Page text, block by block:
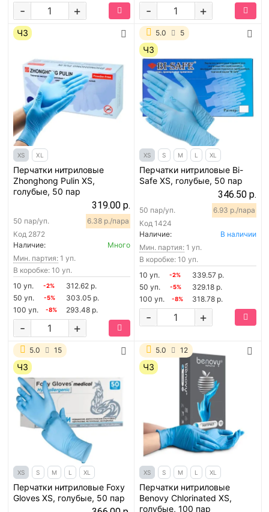
+
- +
-
ЧЗ
XS XL
Перчатки нитриловые
Zhonghong Pulin XS,
голубые, 50 пар
319.00 р.
Код 2872
50 пар/уп. 6.38 р./пара
Наличие:
Много
Мин. партия: 1 уп.
В коробке: 10 уп.
10 уп.
-2%
312.62 р.
50 уп.
-5%
303.05 р.
100 уп.
-8% 293.48 р.
+
-
5.0 5
ЧЗ
XS S M L XL
Перчатки нитриловые Bi-
Safe XS, голубые, 50 пар
346.50 р.
Код 1424
50 пар/уп. 6.93 р./пара
Наличие:
В наличии
Мин. партия: 1 уп.
В коробке: 10 уп.
10 уп.
-2%
339.57 р.
50 уп.
-5%
329.18 р.
100 уп.
-8% 318.78 р.
+
-
5.0 15
ЧЗ
XS S M L XL
Перчатки нитриловые Foxy
Gloves XS, голубые, 50 пар
5.0 12
ЧЗ
XS S M L XL
Перчатки нитриловые
Benovy Chlorinated XS,
голубые, 100 пар